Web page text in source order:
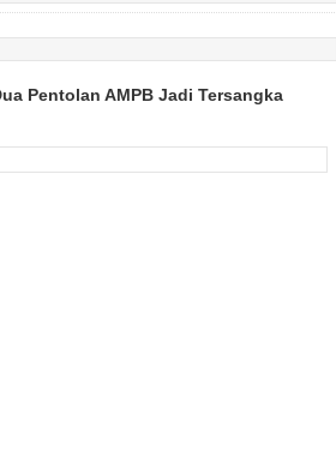
Pentolan AMPB Jadi Tersangka